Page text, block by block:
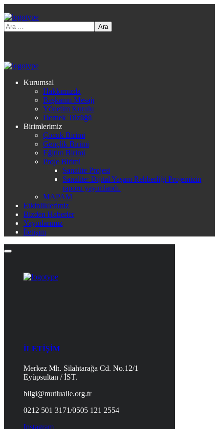
Kurumsal
Hakkımızda
Başkanın Mesajı
Yönetim Kurulu
Dernek Tüzüğü
Birimlerimiz
Çocuk Birimi
Gençlik Birimi
Eğitim Birimi
Proje Birimi
Sanalite Projesi
Sanalite: Dijital Yaşam Rehberliği Projemizin
raporu yayımlandı.
MAPAM
Etkinliklerimiz
Bizden Haberler
Yayınlarımız
İletişim
İLETİŞİM
Merkez Mh. Silahtarağa Cd. No.12/1
Eyüpsultan / İST.
bilgi@mutluaile.org.tr
0212 501 3171/0505 121 2554
Instagram